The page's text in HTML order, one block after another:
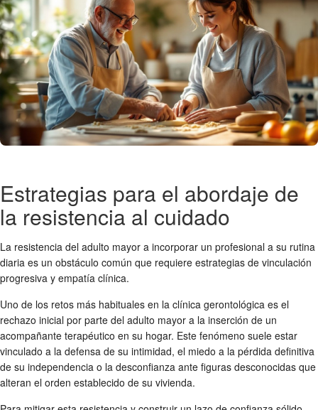
Estrategias para el abordaje de
la resistencia al cuidado
La resistencia del adulto mayor a incorporar un profesional a su rutina
diaria es un obstáculo común que requiere estrategias de vinculación
progresiva y empatía clínica.
Uno de los retos más habituales en la clínica gerontológica es el
rechazo inicial por parte del adulto mayor a la inserción de un
acompañante terapéutico en su hogar. Este fenómeno suele estar
vinculado a la defensa de su intimidad, el miedo a la pérdida definitiva
de su independencia o la desconfianza ante figuras desconocidas que
alteran el orden establecido de su vivienda.